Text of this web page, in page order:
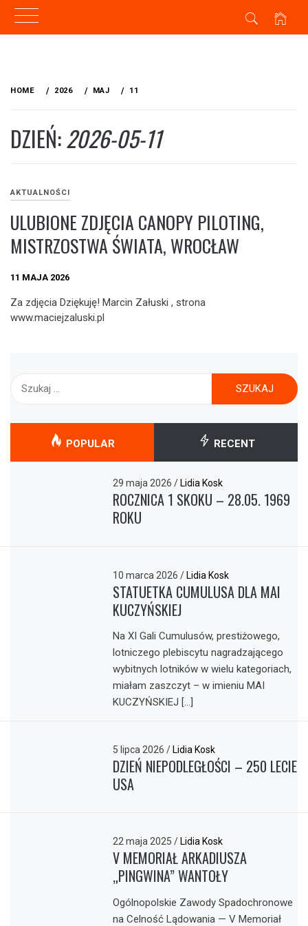
HOME 2026 MAJ 11
DZIEŃ:2026-05-11
AKTUALNOŚCI
ULUBIONE ZDJĘCIA CANOPY PILOTING,
MISTRZOSTWA ŚWIATA, WROCŁAW
11 MAJA 2026
Za zdjęcia Dziękuję! Marcin Załuski , strona
www.maciejzaluski.pl
POPULAR RECENT
29 maja 2026/ Lidia Kosk
ROCZNICA 1 SKOKU – 28.05. 1969
ROKU
10 marca 2026/ Lidia Kosk
STATUETKA CUMULUSA DLA MAI
KUCZYŃSKIEJ
Na XI Gali Cumulusów, prestiżowego,
lotniczego plebiscytu nagradzającego
wybitnych lotników w wielu kategoriach,
miałam zaszczyt – w imieniu MAI
KUCZYŃSKIEJ […]
5 lipca 2026/ Lidia Kosk
DZIEŃ NIEPODLEGŁOŚCI – 250 LECIE
USA
22 maja 2025/ Lidia Kosk
V MEMORIAŁ ARKADIUSZA
„PINGWINA” WANTOŁY
Ogólnopolskie Zawody Spadochronowe
na Celność Lądowania — V Memoriał